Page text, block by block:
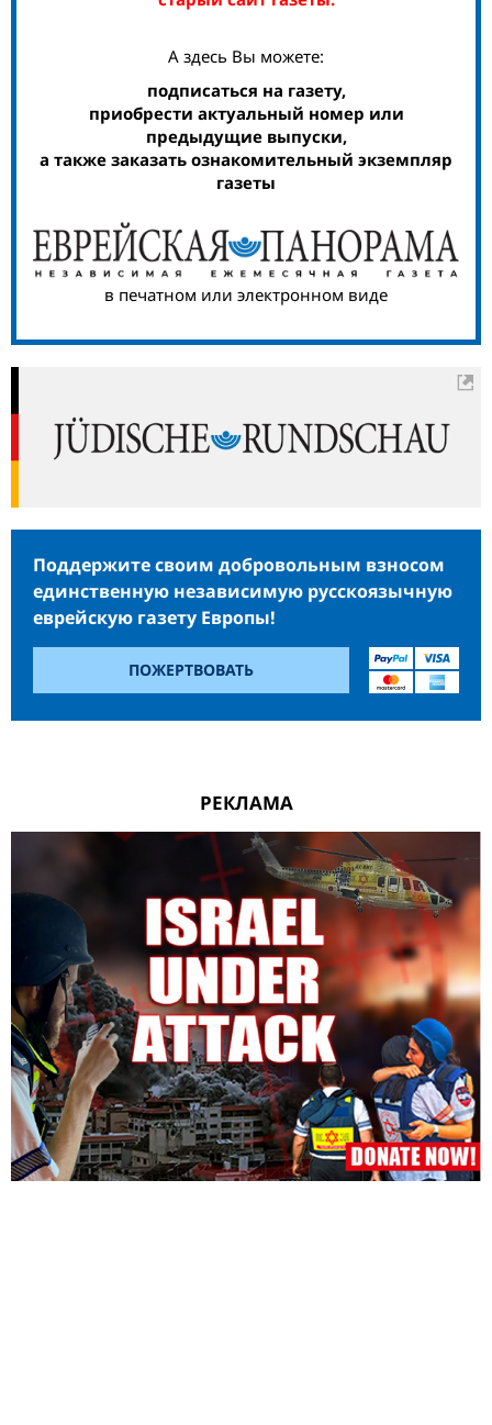
А здесь Вы можете:
подписаться на газету,
приобрести актуальный номер или
предыдущие выпуски,
а также заказать ознакомительный экземпляр
газеты
в печатном или электронном виде
Поддержите своим добровольным взносом
единственную независимую русскоязычную
еврейскую газету Европы!
ПОЖЕРТВОВАТЬ
РЕКЛАМА